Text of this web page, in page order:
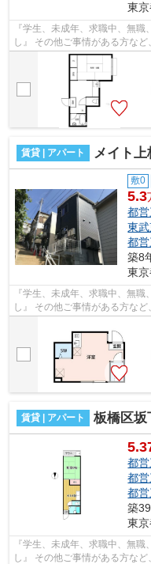
東
『学生、未成年、求職中、無
し』 その他ご事情がある方な
スタッフが対応致しますのでご
賃貸 | アパート メイト上
敷0
5.3
都
東
都
築8
東
『学生、未成年、求職中、無
し』 その他ご事情がある方な
賃貸 | アパート 板橋区坂
都
都
都
築
東
『学生、未成年、求職中、無
し』 その他ご事情がある方な